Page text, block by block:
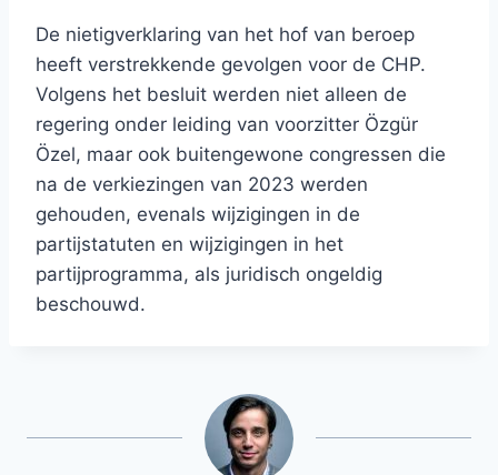
De nietigverklaring van het hof van beroep
heeft verstrekkende gevolgen voor de CHP.
Volgens het besluit werden niet alleen de
regering onder leiding van voorzitter Özgür
Özel, maar ook buitengewone congressen die
na de verkiezingen van 2023 werden
gehouden, evenals wijzigingen in de
partijstatuten en wijzigingen in het
partijprogramma, als juridisch ongeldig
beschouwd.